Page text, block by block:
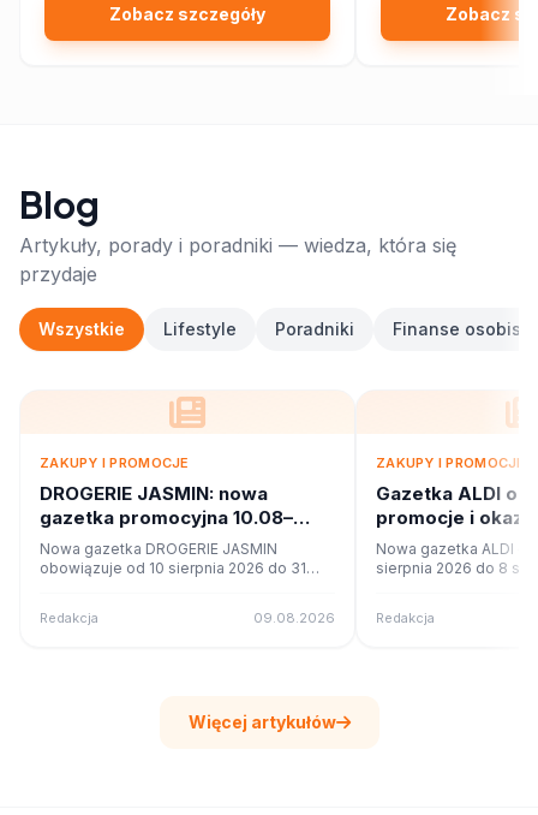
Zobacz szczegóły Zobacz
Blog
Artykuły, porady i poradniki — wiedza, która się
przydaje
Wszystkie Lifestyle Poradniki Finanse osobiste
ZAKUPY I PROMOCJE
DROGERIE JASMIN: nowa
gazetka promocyjna 10.08–
31.08.2026. Co w ofercie?
Nowa gazetka DROGERIE JASMIN
obowiązuje od 10 sierpnia 2026 do 31
Redakcja 09.08.2026
ZAKUPY I PROMOCJE
Gazetka ALDI
promocje i
Nowa gazetka ALDI
sierpnia 2026 do 8
Redakcja
Więcej artykułów